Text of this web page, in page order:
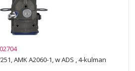
AMK A2060-1, w ADS , 4-kulman